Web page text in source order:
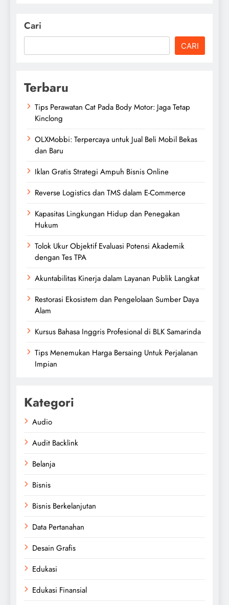
Cari
CARI
Terbaru
Tips Perawatan Cat Pada Body Motor: Jaga Tetap
Kinclong
OLXMobbi: Terpercaya untuk Jual Beli Mobil Bekas
dan Baru
Iklan Gratis Strategi Ampuh Bisnis Online
Reverse Logistics dan TMS dalam E-Commerce
Kapasitas Lingkungan Hidup dan Penegakan
Hukum
Tolok Ukur Objektif Evaluasi Potensi Akademik
dengan Tes TPA
Akuntabilitas Kinerja dalam Layanan Publik Langkat
Restorasi Ekosistem dan Pengelolaan Sumber Daya
Alam
Kursus Bahasa Inggris Profesional di BLK Samarinda
Tips Menemukan Harga Bersaing Untuk Perjalanan
Impian
Kategori
Audio
Audit Backlink
Belanja
Bisnis
Bisnis Berkelanjutan
Data Pertanahan
Desain Grafis
Edukasi
Edukasi Finansial